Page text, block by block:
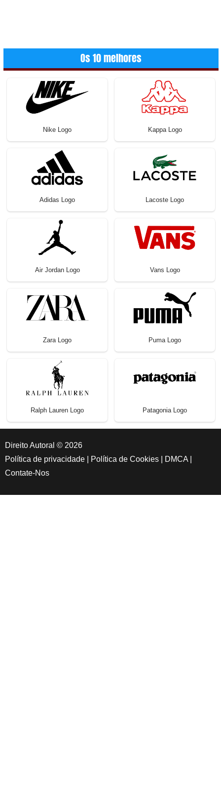
Os 10 melhores
Nike Logo Kappa Logo
Adidas Logo Lacoste Logo
Air Jordan Logo Vans Logo
Zara Logo Puma Logo
Ralph Lauren Logo Patagonia Logo
Direito Autoral © 2026
Política de privacidade
Política de Cookies DMCA
Contate-Nos